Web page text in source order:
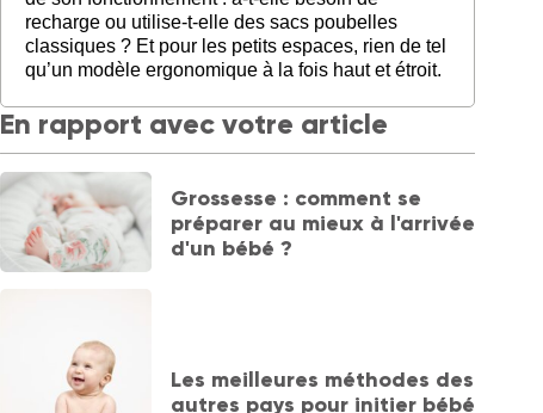
recharge ou utilise-t-elle des sacs poubelles
classiques ? Et pour les petits espaces, rien de tel
qu’un modèle ergonomique à la fois haut et étroit.
En rapport avec votre article
Grossesse : comment se
préparer au mieux à l'arrivée
d'un bébé ?
Les meilleures méthodes des
autres pays pour initier bébé